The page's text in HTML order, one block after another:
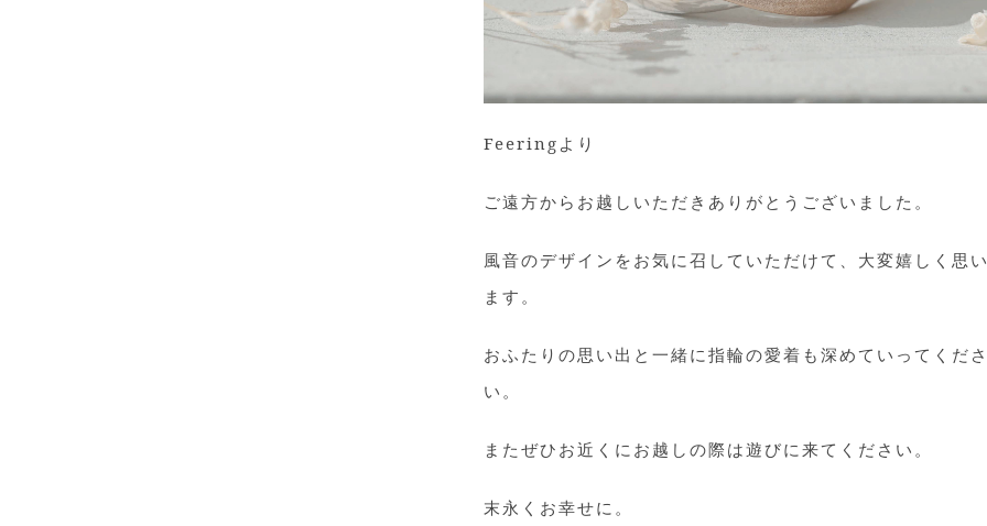
Feeringより
ご遠方からお越しいただきありがとうございました。
風音のデザインをお気に召していただけて、大変嬉しく思
ます。
おふたりの思い出と一緒に指輪の愛着も深めていってくだ
い。
またぜひお近くにお越しの際は遊びに来てください。
末永くお幸せに。